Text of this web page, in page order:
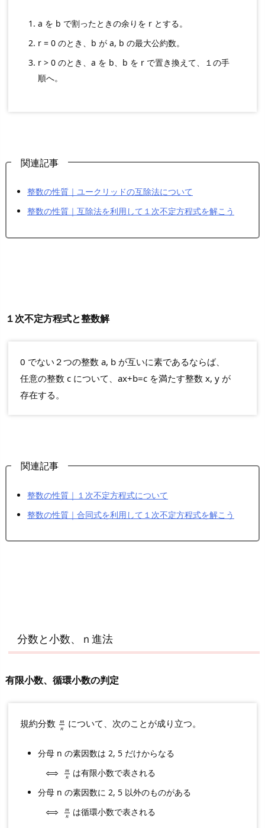
a を b で割ったときの余りを r とする。
r = 0 のとき、b が a, b の最大公約数。
r > 0 のとき、a を b、b を r で置き換えて、１の手
順へ。
関連記事
整数の性質｜ユークリッドの互除法について
整数の性質｜互除法を利用して１次不定方程式を解こう
１次不定方程式と整数解
0 でない２つの整数 a, b が互いに素であるならば、
任意の整数 c について、ax+b=c を満たす整数 x, y が
存在する。
関連記事
整数の性質｜１次不定方程式について
整数の性質｜合同式を利用して１次不定方程式を解こう
分数と小数、ｎ進法
有限小数、循環小数の判定
規約分数 𝑚
𝑛
m nについて、次のことが成り立つ。
分母 n の素因数は 2, 5 だけからなる
⟺
𝑚
𝑛
⟺m n は有限小数で表される
分母 n の素因数に 2, 5 以外のものがある
⟺
𝑚
𝑛
⟺m n は循環小数で表される